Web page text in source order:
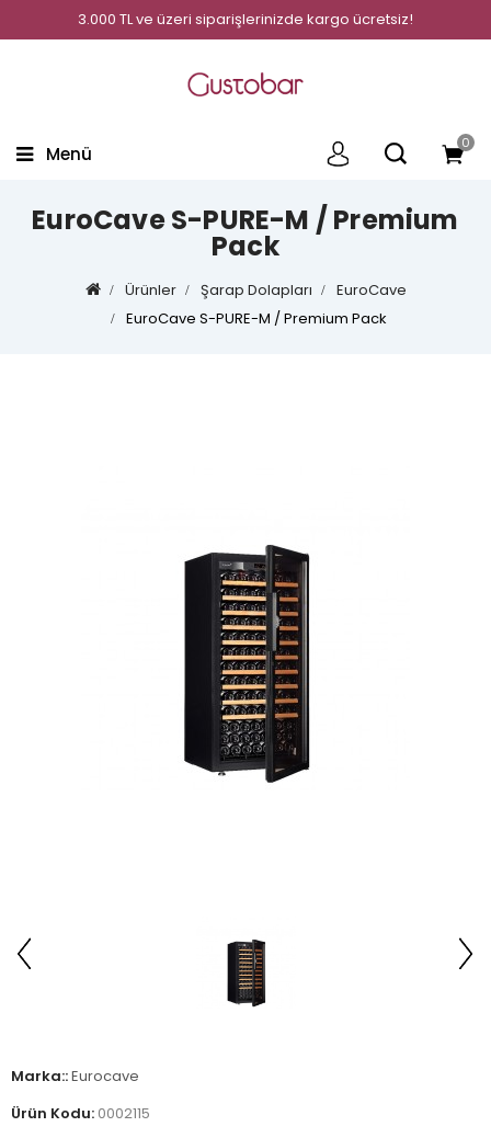
3.000 TL ve üzeri siparişlerinizde kargo ücretsiz!
0
Menü
EuroCave S-PURE-M / Premium
Pack
Ürünler Şarap Dolapları
EuroCave
EuroCave S-PURE-M / Premium Pack
Marka::Eurocave
Ürün Kodu: 0002115